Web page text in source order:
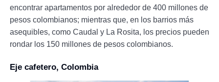
encontrar apartamentos por alrededor de 400 millones de
pesos colombianos; mientras que, en los barrios más
asequibles, como Caudal y La Rosita, los precios pueden
rondar los 150 millones de pesos colombianos.
Eje cafetero, Colombia